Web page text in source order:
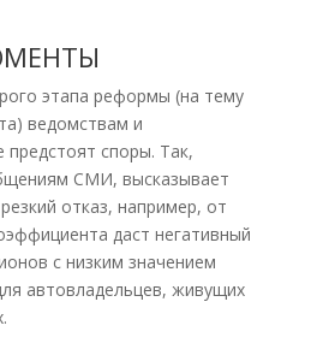
этапа реформы (на тему
ведомствам и
споры. Так,
СМИ, высказывает
отказ, например, от
даст негативный
с низким значением
автовладельцев, живущих